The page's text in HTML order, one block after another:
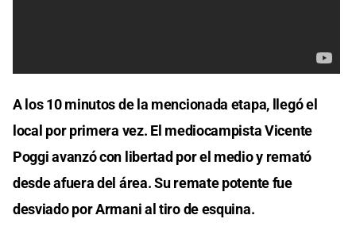
A los 10 minutos de la mencionada etapa, llegó el
local por primera vez. El mediocampista Vicente
Poggi avanzó con libertad por el medio y remató
desde afuera del área. Su remate potente fue
desviado por Armani al tiro de esquina.